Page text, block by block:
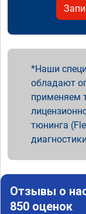
Наши
обладают
применяем
тюнинга
Отзывы о
850 оценок